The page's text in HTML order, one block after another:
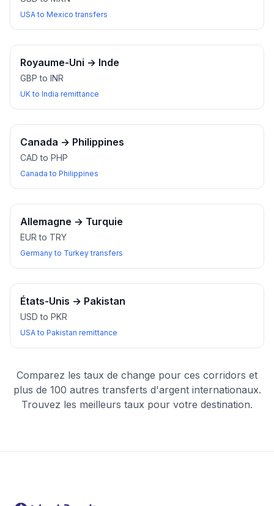
USA to Mexico transfers
Royaume-Uni → Inde
GBP to INR
UK to India remittance
Canada → Philippines
CAD to PHP
Canada to Philippines
Allemagne → Turquie
EUR to TRY
Germany to Turkey transfers
États-Unis → Pakistan
USD to PKR
USA to Pakistan remittance
Comparez les taux de change pour ces corridors et
plus de 100 autres transferts d'argent internationaux.
Trouvez les meilleurs taux pour votre destination.